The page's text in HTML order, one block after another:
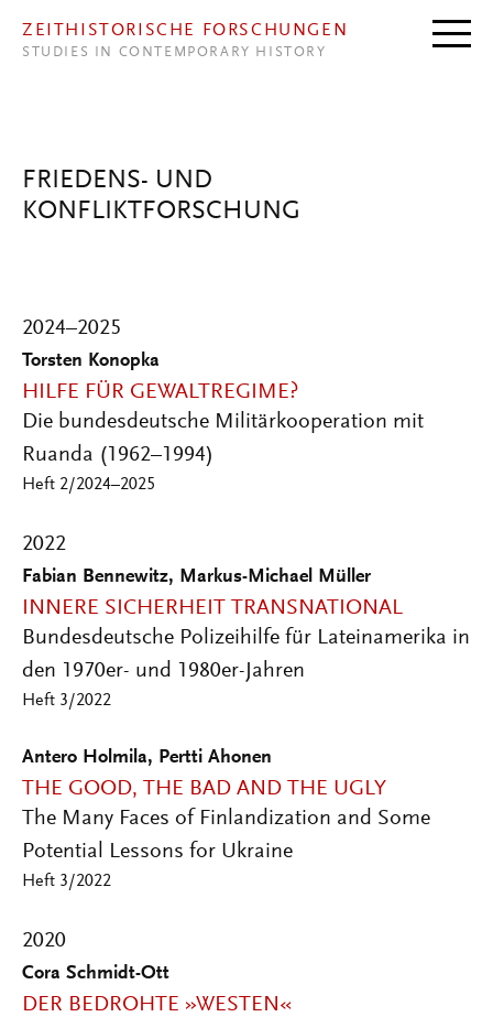
ZEITHISTORISCHE FORSCHUNGEN
STUDIES IN CONTEMPORARY HISTORY
FRIEDENS- UND
KONFLIKTFORSCHUNG
2024–2025
Torsten Konopka
HILFE FÜR GEWALTREGIME?
Die bundesdeutsche Militärkooperation mit
Ruanda (1962–1994)
Heft 2/2024–2025
2022
Fabian Bennewitz, Markus-Michael Müller
INNERE SICHERHEIT TRANSNATIONAL
Bundesdeutsche Polizeihilfe für Lateinamerika in
den 1970er- und 1980er-Jahren
Heft 3/2022
Antero Holmila, Pertti Ahonen
THE GOOD, THE BAD AND THE UGLY
The Many Faces of Finlandization and Some
Potential Lessons for Ukraine
Heft 3/2022
2020
Cora Schmidt-Ott
DER BEDROHTE »WESTEN«